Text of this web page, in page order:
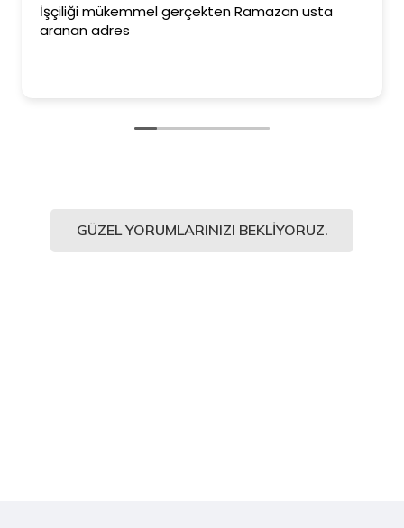
İşçiliği mükemmel gerçekten Ramazan usta
aranan adres
GÜZEL YORUMLARINIZI BEKLIYORUZ.